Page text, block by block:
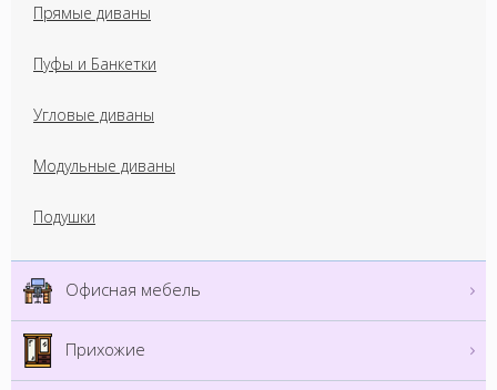
Прямые диваны
Пуфы и Банкетки
Угловые диваны
Модульные диваны
Подушки
Офисная мебель
Прихожие